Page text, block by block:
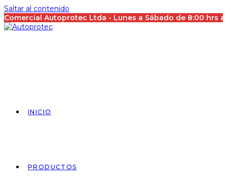
Saltar al contenido
Comercial Autoprotec Ltda - Lunes a Sábado de 8:00 hrs a
INICIO
PRODUCTOS